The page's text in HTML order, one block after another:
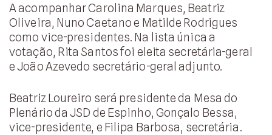
A acompanhar Carolina Marques, Beatriz
Oliveira, Nuno Caetano e Matilde Rodrigues
como vice-presidentes. Na lista única a
votação, Rita Santos foi eleita secretária-geral
e João Azevedo secretário-geral adjunto.
Beatriz Loureiro será presidente da Mesa do
Plenário da JSD de Espinho, Gonçalo Bessa,
vice-presidente, e Filipa Barbosa, secretária.